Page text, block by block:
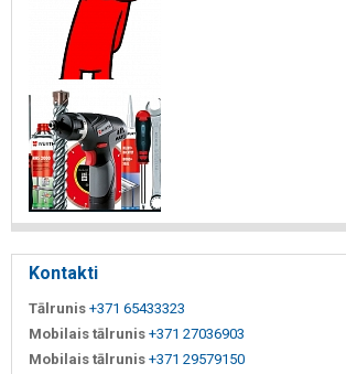
Kontakti
Tālrunis +371 65433323
Mobilais tālrunis +371 27036903
Mobilais tālrunis +371 29579150